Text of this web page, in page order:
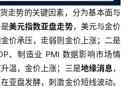
走势的关键因素，分为基本面与
美元指数亚盘走势，美元与金价
价承压，走弱则金价上涨；二是
、制造业 PMI 数据影响市场情
温，金价上涨；三是地缘消息，
亚盘发酵，刺激金价短线波动。